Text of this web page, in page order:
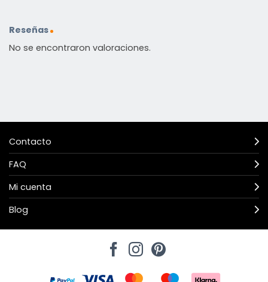
Reseñas
No se encontraron valoraciones.
Contacto
FAQ
Mi cuenta
Blog